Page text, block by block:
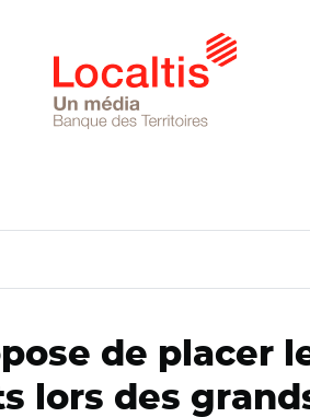
de placer
lors des